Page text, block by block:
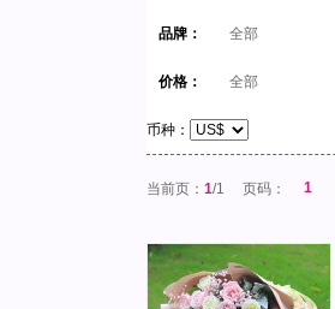
品牌： 全部
价格： 全部
币种：
当前页： 1/1 页码： 1